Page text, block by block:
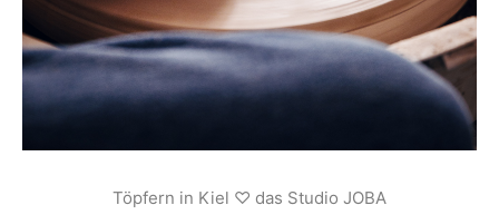
Töpfern in Kiel ♡ das Studio JOBA